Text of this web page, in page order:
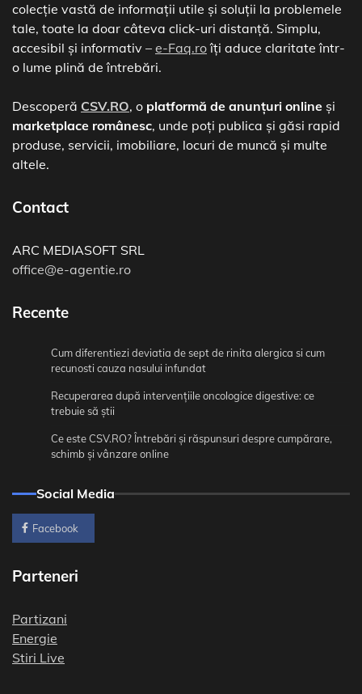
colecție vastă de informații utile și soluții la problemele
tale, toate la doar câteva click-uri distanță. Simplu,
accesibil și informativ – e-Faq.roîți aduce claritate într-
o lume plină de întrebări.
Descoperă CSV.RO, o platformă de anunțuri online și
marketplace românesc, unde poți publica și găsi rapid
produse, servicii, imobiliare, locuri de muncă și multe
altele.
Contact
ARC MEDIASOFT SRL
office@e-agentie.ro
Recente
Cum diferentiezi deviatia de sept de rinita alergica si cum
recunosti cauza nasului infundat
Recuperarea după intervențiile oncologice digestive: ce
trebuie să știi
Ce este CSV.RO? Întrebări și răspunsuri despre cumpărare,
schimb și vânzare online
Social Media
Facebook
Parteneri
Partizani
Energie
Stiri Live